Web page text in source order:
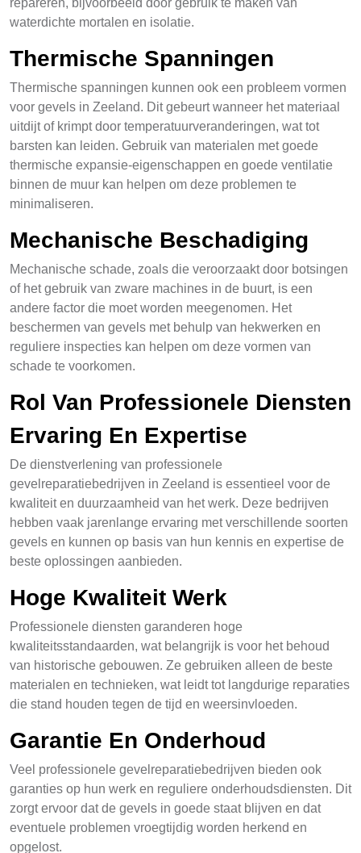
repareren, bijvoorbeeld door gebruik te maken van
waterdichte mortalen en isolatie.
Thermische Spanningen
Thermische spanningen kunnen ook een probleem vormen
voor gevels in Zeeland. Dit gebeurt wanneer het materiaal
uitdijt of krimpt door temperatuurveranderingen, wat tot
barsten kan leiden. Gebruik van materialen met goede
thermische expansie-eigenschappen en goede ventilatie
binnen de muur kan helpen om deze problemen te
minimaliseren.
Mechanische Beschadiging
Mechanische schade, zoals die veroorzaakt door botsingen
of het gebruik van zware machines in de buurt, is een
andere factor die moet worden meegenomen. Het
beschermen van gevels met behulp van hekwerken en
reguliere inspecties kan helpen om deze vormen van
schade te voorkomen.
Rol Van Professionele Diensten
Ervaring En Expertise
De dienstverlening van professionele
gevelreparatiebedrijven in Zeeland is essentieel voor de
kwaliteit en duurzaamheid van het werk. Deze bedrijven
hebben vaak jarenlange ervaring met verschillende soorten
gevels en kunnen op basis van hun kennis en expertise de
beste oplossingen aanbieden.
Hoge Kwaliteit Werk
Professionele diensten garanderen hoge
kwaliteitsstandaarden, wat belangrijk is voor het behoud
van historische gebouwen. Ze gebruiken alleen de beste
materialen en technieken, wat leidt tot langdurige reparaties
die stand houden tegen de tijd en weersinvloeden.
Garantie En Onderhoud
Veel professionele gevelreparatiebedrijven bieden ook
garanties op hun werk en reguliere onderhoudsdiensten. Dit
zorgt ervoor dat de gevels in goede staat blijven en dat
eventuele problemen vroegtijdig worden herkend en
opgelost.